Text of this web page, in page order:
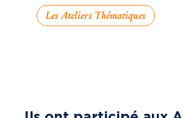
Les Ateliers Thématiques